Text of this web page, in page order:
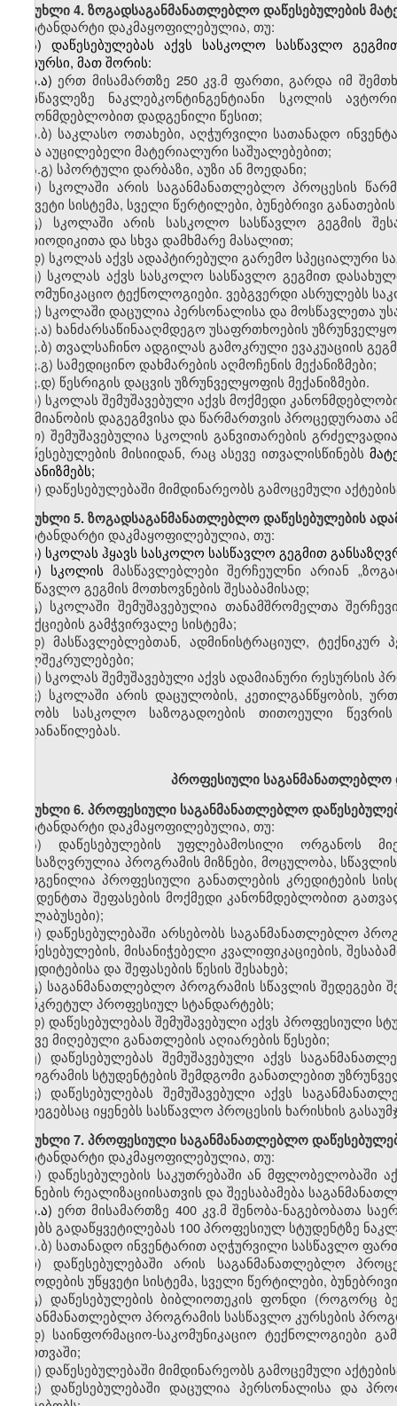
მუხლი4. ზოგადსაგანმანათლებლო დაწესებულების
სტანდარტი დაკმაყოფილებულია, თუ:
ა) დაწესებულებას აქვს სასკოლო სასწავლო
რესურსი, მათ შორის:
ა.ა) ერთ მისამართზე 250 კვ.მ ფართი, გარდა იმ
მოსწავლეზე ნაკლებკონტინგენტიანი სკოლის
კანონმდებლობით დადგენილი წესით;
ა.ბ) საკლასო ოთახები, აღჭურვილი სათანადო
სხვა აუცილებელი მატერიალური საშუალებებით;
ა.გ) სპორტული დარბაზი, აუზი ან მოედანი;
ბ) სკოლაში არის საგანმანათლებლო პროცესის
უწყვეტი სისტემა, სველი წერტილები, ბუნებრივი
გ)
სკოლაში არის სასკოლო სასწავლო გეგმის
პერიოდიკითა და სხვა დამხმარე მასალით;
დ) სკოლას აქვს ადაპტირებული გარემო სპეციალური
ე) სკოლას აქვს სასკოლო სასწავლო გეგმით
საკომუნიკაციო ტექნოლოგიები. ვებგვერდი ასრულებს
ვ) სკოლაში დაცულია პერსონალისა და მოსწავლეთა
ვ.ა) ხანძარსაწინააღმდეგო უსაფრთხოების
ვ.ბ) თვალსაჩინო ადგილას გამოკრული ევაკუაციის
ვ.გ) სამედიცინო დახმარების აღმოჩენის მექანიზმები;
ვ.დ) წესრიგის დაცვის უზრუნველყოფის მექანიზმები.
ზ) სკოლას შემუშავებული აქვს მოქმედი
საქმიანობის დაგეგმვისა და წარმართვის პროცედურათა
თ) შემუშავებულია სკოლის განვითარების
დაწესებულების მისიიდან, რაც ასევე ითვალისწინებს
მექანიზმებს;
ი) დაწესებულებაში მიმდინარეობს გამოცემული
მუხლი5. ზოგადსაგანმანათლებლო დაწესებულების
სტანდარტი დაკმაყოფილებულია, თუ:
ა) სკოლას ჰყავს სასკოლო სასწავლო გეგმით
ბ) სკოლის მასწავლებლები შერჩეულნი არიან
სასწავლო გეგმის მოთხოვნების შესაბამისად;
გ) სკოლაში შემუშავებულია თანამშრომელთა
სანქციების გამჭვირვალე სისტემა;
დ) მასწავლებლებთან, ადმინისტრაციულ,
ხელშეკრულებები;
ე) სკოლას შემუშავებული აქვს ადამიანური რესურსის
ვ) სკოლაში არის დაცულობის, კეთილგანწყობის,
უწყობს სასკოლო საზოგადოების თითოეული წევრის
გადანაწილებას.
პროფესიული საგანმანათლებლო
მუხლი6. პროფესიული საგანმანათლებლო
სტანდარტი დაკმაყოფილებულია, თუ:
ა)
დაწესებულებისუფლებამოსილი ორგანოს
განსაზღვრულია პროგრამის მიზნები, მოცულობა,
შედგენილიაპროფესიული განათლების კრედიტების
სტუდენტთა შეფასების მოქმედი კანონმდებლობით
(სილაბუსები);
ბ) დაწესებულებაში არსებობს საგანმანათლებლო
დაწესებულების, მისანიჭებელი კვალიფიკაციების,
კრედიტებისა და შეფასების წესის შესახებ;
გ) საგანმანათლებლო პროგრამის სწავლის შედეგები
კონკრეტულპროფესიულ სტანდარტებს;
დ) დაწესებულებას შემუშავებული აქვს პროფესიული
ასევე მიღებული განათლების აღიარების წესები;
ე) დაწესებულებას შემუშავებული აქვს
პროგრამის სტუდენტების შემდგომი განათლებით
ვ) დაწესებულებას შემუშავებული აქვს
შედეგებსაც იყენებს სასწავლო პროცესის ხარისხის
მუხლი7. პროფესიული საგანმანათლებლო
სტანდარტი დაკმაყოფილებულია, თუ:
ა) დაწესებულების საკუთრებაში ან მფლობელობაში
მიზნების რეალიზაციისათვის და შეესაბამება
ა.ა) ერთ მისამართზე 400 კვ.მ შენობა-ნაგებობათა
იღებს გადაწყვეტილებას 100პროფესიულ სტუდენტზე
ა.ბ) სათანადო ინვენტარით აღჭურვილი სასწავლო
ბ)
დაწესებულებაში არის საგანმანათლებლო
მიწოდების უწყვეტი სისტემა, სველი წერტილები,
გ) დაწესებულების ბიბლიოთეკის ფონდი (როგორც
საგანმანათლებლო პროგრამის სასწავლო კურსების
დ) საინფორმაციო-საკომუნიკაციო ტექნოლოგიები
მართვაში;
ე) დაწესებულებაში მიმდინარეობს გამოცემული
ვ) დაწესებულებაში დაცულია პერსონალისა და